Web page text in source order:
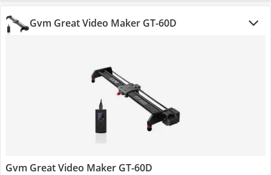
Gvm Great Video Maker GT-60D
Gvm Great Video Maker GT-60D